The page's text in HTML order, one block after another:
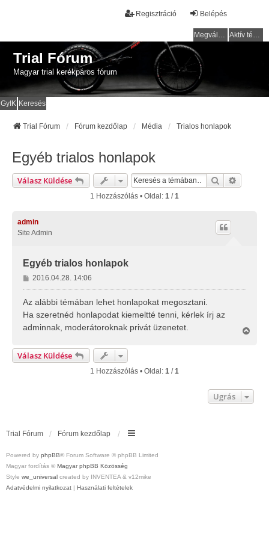
Belépés
Regisztráció
Megválaszolatlan témák Aktív témák
Trial Fórum
Magyar trial kerékpáros fórum
GyIK Keresés
Trial Fórum Fórum kezdőlap Média Trialos honlapok
Egyéb trialos honlapok
Válasz Küldése Keresés
1 Hozzászólás • Oldal: 1 /1
admin
Site Admin
Egyéb trialos honlapok
H
o
á
s
ó
l
2016.04.28. 14:06
Az alábbi témában lehet honlapokat megosztani.
Ha szeretnéd honlapodat kiemeltté tenni, kérlek írj az
adminnak, moderátoroknak privát üzenetet.
a
e
Válasz Küldése
1 Hozzászólás • Oldal: 1 /1
Ugrás
Trial Fórum Fórum kezdőlap
Powered by phpBB® Forum Software © phpBB Limited
Magyar fordítás © Magyar phpBB Közösség
Style we_universal created by INVENTEA & v12mike
Adatvédelmi nyilatkozat | Használati feltételek